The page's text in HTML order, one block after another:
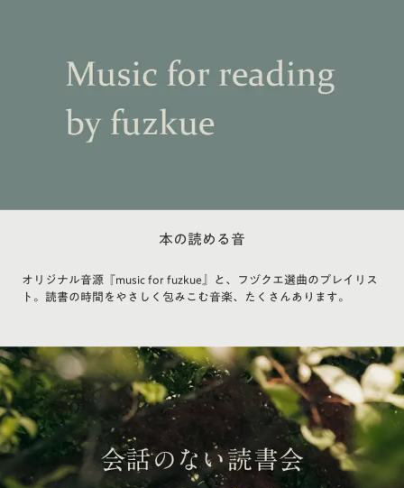
本の読める音
オリジナル音源『music for fuzkue』と、フヅクエ選曲のプレイリス
ト。読書の時間をやさしく包みこむ音楽、たくさんあります。